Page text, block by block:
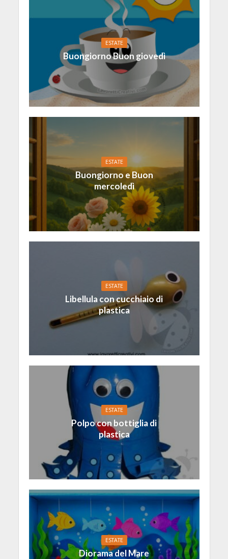
ESTATE
Buongiorno Buon giovedì
ESTATE
Buongiorno e Buon
mercoledì
ESTATE
Libellula con cucchiaio di
plastica
ESTATE
Polpo con bottiglia di
plastica
ESTATE
Diorama del Mare